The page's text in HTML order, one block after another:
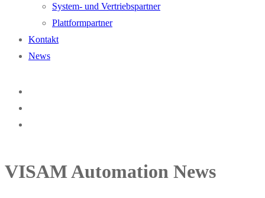
System- und Vertriebspartner
Plattformpartner
Kontakt
News
VISAM Automation News